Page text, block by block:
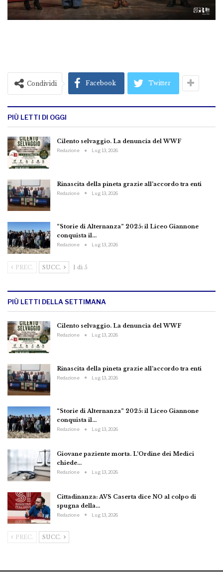
Condividi Facebook Twitter
PIÙ LETTI DI OGGI
Cilento selvaggio. La denuncia del WWF
Redazione Lug 13, 2026
Rinascita della pineta grazie all’accordo tra enti
Redazione Lug 13, 2026
“Storie di Alternanza” 2025: il Liceo Giannone
conquista il…
Redazione Lug 13, 2026
PREC. SUCC. 1 di 5
PIÙ LETTI DELLA SETTIMANA
Cilento selvaggio. La denuncia del WWF
Redazione Lug 13, 2026
Rinascita della pineta grazie all’accordo tra enti
Redazione Lug 13, 2026
“Storie di Alternanza” 2025: il Liceo Giannone
conquista il…
Redazione Lug 13, 2026
Giovane paziente morta. L’Ordine dei Medici
chiede…
Redazione Lug 13, 2026
Cittadinanza: AVS Caserta dice NO al colpo di
spugna della…
Redazione Lug 13, 2026
PREC. SUCC.